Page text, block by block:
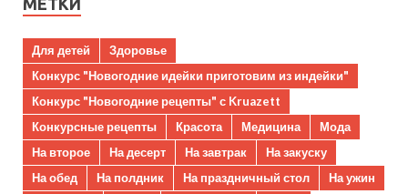
Для детей
Здоровье
Конкурс "Новогодние идейки приготовим из индейки"
Конкурс "Новогодние рецепты" с Kruazett
Конкурсные рецепты
Красота Медицина
Мода
На второе
На десерт На завтрак
На закуску
На обед
На полдник На праздничный стол
На ужин